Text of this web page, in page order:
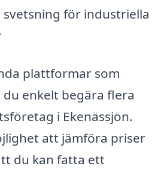
svetsning för industriella
plattformar som
du enkelt begära flera
i Ekenässjön.
att jämföra priser
du kan fatta ett